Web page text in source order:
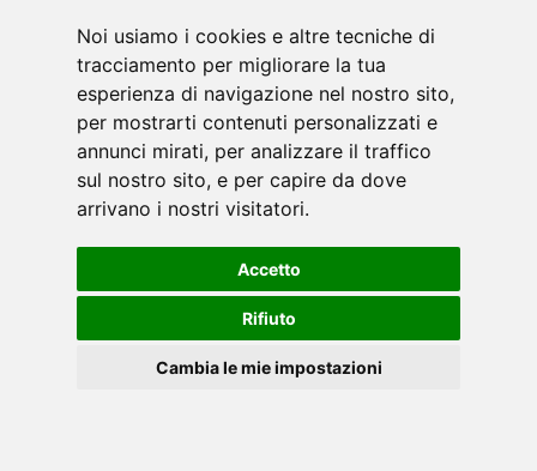
Noi usiamo i cookies e altre tecniche di
tracciamento per migliorare la tua
esperienza di navigazione nel nostro sito,
per mostrarti contenuti personalizzati e
annunci mirati, per analizzare il traffico
sul nostro sito, e per capire da dove
arrivano i nostri visitatori.
Accetto
Rifiuto
Cambia le mie impostazioni